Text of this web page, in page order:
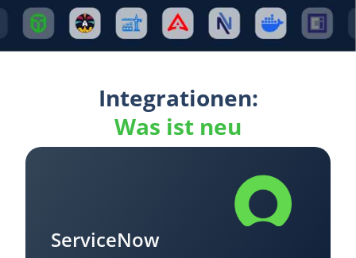
Integrationen:
Was ist neu
ServiceNow